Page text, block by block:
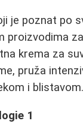
je poznat po
proizvodima
krema za
pruža
i blistavom.
1